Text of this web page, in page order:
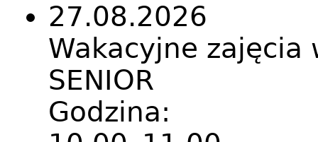
27.08.2026
Wakacyjne zajęcia
SENIOR
Godzina: